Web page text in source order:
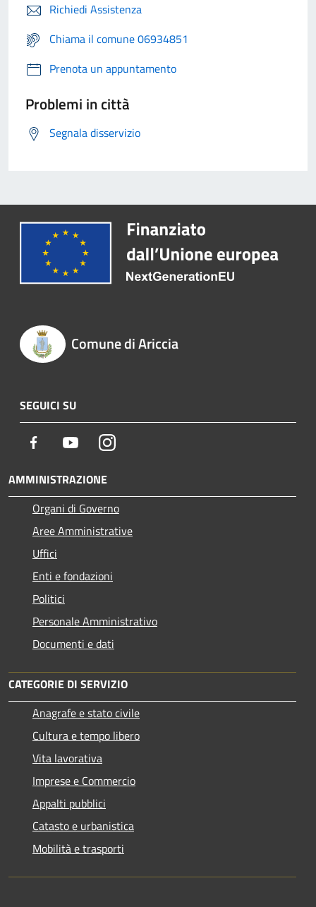
Richiedi Assistenza
Chiama il comune 06934851
Prenota un appuntamento
Problemi in città
Segnala disservizio
Comune di Ariccia
SEGUICI SU
Facebook YoutubeInstagram
AMMINISTRAZIONE
Organi di Governo
Aree Amministrative
Uffici
Enti e fondazioni
Politici
Personale Amministrativo
Documenti e dati
CATEGORIE DI SERVIZIO
Anagrafe e stato civile
Cultura e tempo libero
Vita lavorativa
Imprese e Commercio
Appalti pubblici
Catasto e urbanistica
Mobilità e trasporti